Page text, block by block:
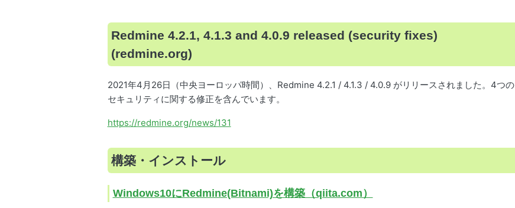
Redmine 4.2.1, 4.1.3 and 4.0.9 released (security fixes)
(redmine.org)
2021年4月26日（中央ヨーロッパ時間）、Redmine 4.2.1 / 4.1.3 / 4.0.9 がリリースされました。4つの
セキュリティに関する修正を含んでいます。
https://redmine.org/news/131
構築・インストール
Windows10にRedmine(Bitnami)を構築（qiita.com）